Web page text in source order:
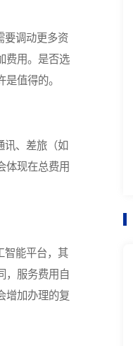
调动更多资
费用。是否选
值得的。
、差旅（如
体现在总费用
能平台，其
，服务费用自
增加办理的复